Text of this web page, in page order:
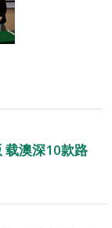
载澳深10款路